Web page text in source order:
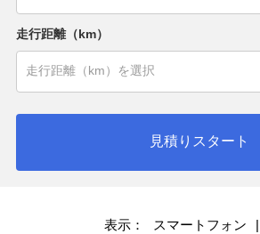
走行距離（km）
見積りスタート
表示： スマートフォン |